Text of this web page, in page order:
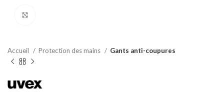
Accueil Protection des mains Gants anti-coupures